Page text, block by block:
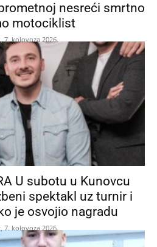
nesreći smrtno
motociklist
7. kolovoza 2026.
U subotu u Kunovcu
spektakl uz turnir i
je osvojio nagradu
7. kolovoza 2026.